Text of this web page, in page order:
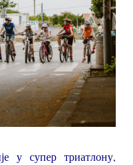
у супер триатлону,